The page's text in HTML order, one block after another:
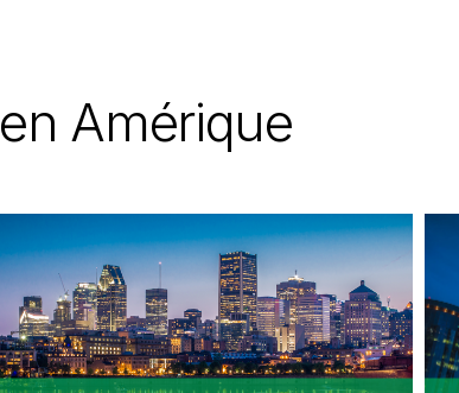
Amérique